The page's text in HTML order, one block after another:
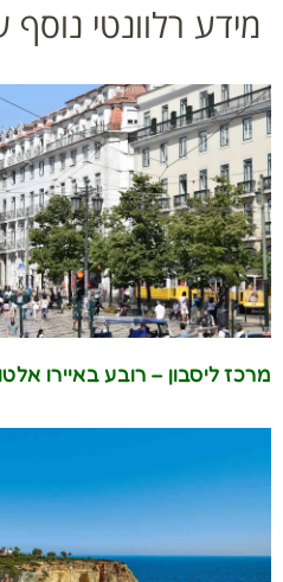
מידע רלוונטי נוסף
מרכז ליסבון – רובע באיירו אלטו